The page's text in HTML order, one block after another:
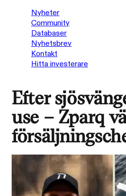
Nyheter
Community
Databaser
Nyhetsbrev
Kontakt
Hitta investerare
Efter
use – Zparq